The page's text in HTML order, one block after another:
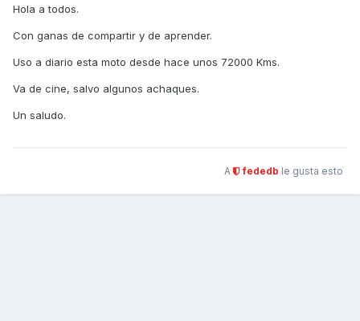
Hola a todos.
Con ganas de compartir y de aprender.
Uso a diario esta moto desde hace unos 72000 Kms.
Va de cine, salvo algunos achaques.
Un saludo.
A fededb le gusta esto